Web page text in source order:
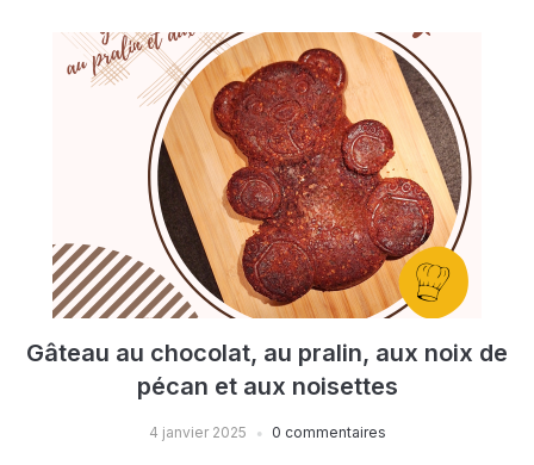
Gâteau au chocolat, au pralin, aux noix de
pécan et aux noisettes
4 janvier 2025 0 commentaires